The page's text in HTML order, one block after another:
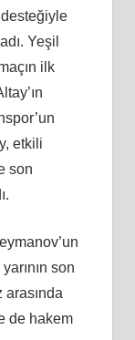
Yeşil
ilk
etkili
son
son
arasında
de hakem